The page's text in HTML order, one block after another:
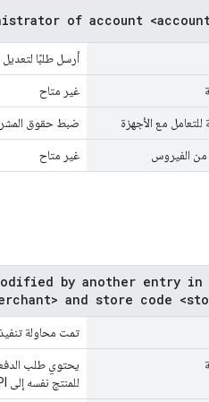
of account
أرسل طلبًا
غير متاح
مع الأجهزة ضبط حقوق
من الفيروس غير متاح
by another entry in
and store code
تمت محاولة
يحتوي طلب
للمنتج نفسه إلى Content API في الوقت نفسه.